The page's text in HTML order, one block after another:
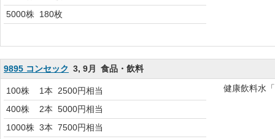
5000株 180枚
9895 コンセック 3, 9月 食品・飲料
100株 1本
2500円相当
400株
2本 5000円相当
1000株 3本 7500円相当
健康飲料水